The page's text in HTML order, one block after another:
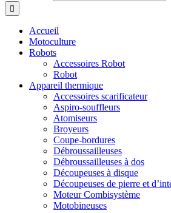
Accueil
Motoculture
Robots
Accessoires Robot
Robot
Appareil thermique
Accessoires scarificateur
Aspiro-souffleurs
Atomiseurs
Broyeurs
Coupe-bordures
Débroussailleuses
Débroussailleuses à dos
Découpeuses à disque
Découpeuses de pierre et
Moteur Combisystème
Motobineuses